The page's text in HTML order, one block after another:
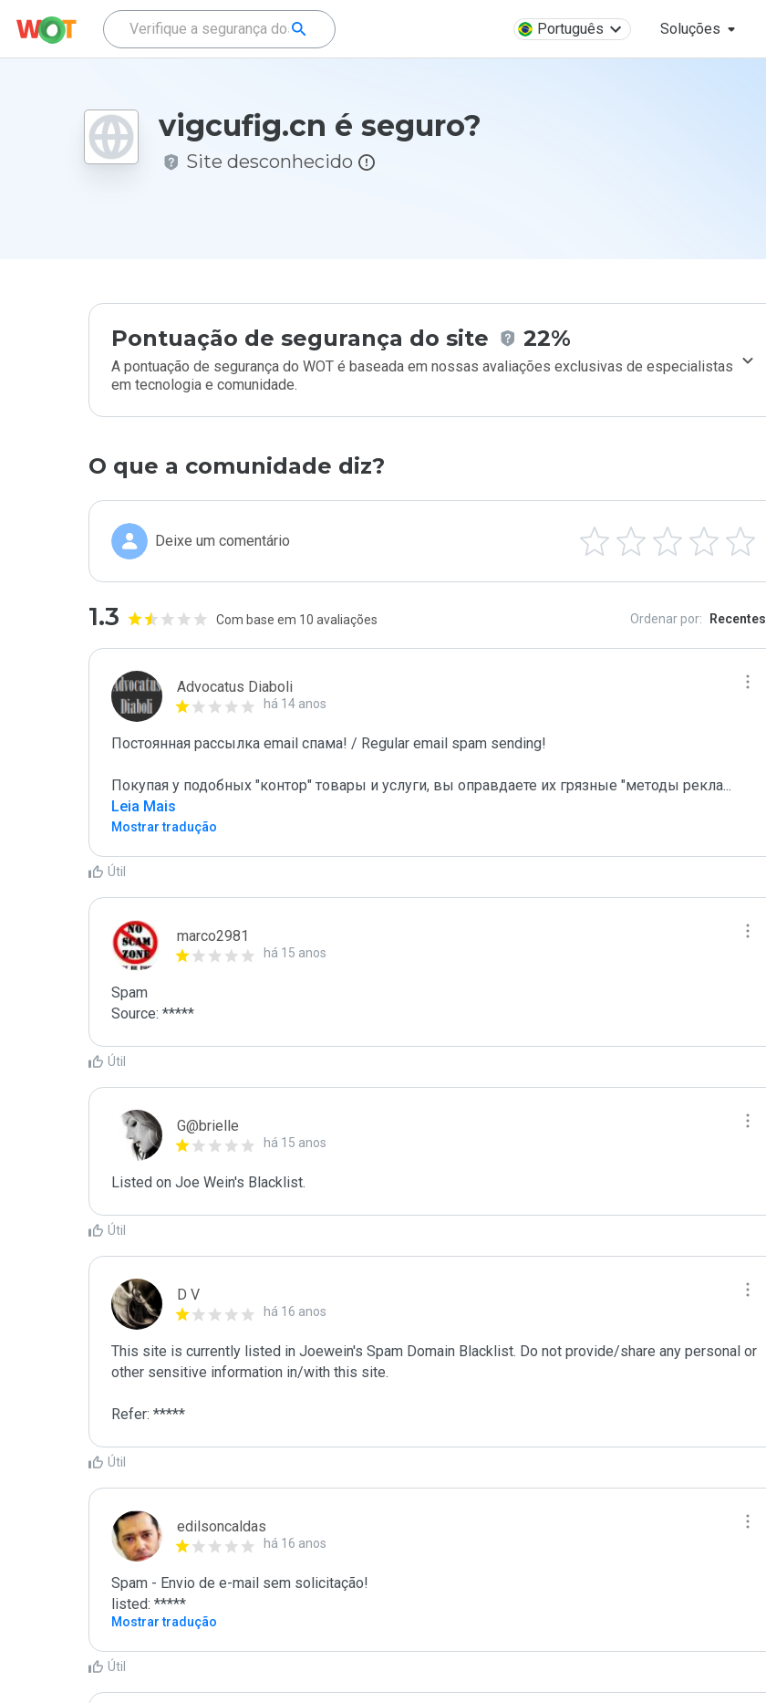
Português Soluções
vigcufig.cn é seguro?
Site desconhecido
Pontuação de segurança do site 22%
A pontuação de segurança do WOT é baseada em nossas avaliações exclusivas de especialistas
em tecnologia e comunidade.
O que a comunidade diz?
Deixe um comentário
1.3 Com base em 10 avaliações Ordenar por: Recentes
Advocatus Diaboli
há 14 anos
Постоянная рассылка email спама! / Regular email spam sending!
Покупая у подобных "контор" товары и услуги, вы оправдаете их грязные "методы рекла...
Leia Mais
Mostrar tradução
Útil
marco2981
há 15 anos
Spam
Source: *****
Útil
G@brielle
há 15 anos
Listed on Joe Wein's Blacklist.
Útil
D V
há 16 anos
This site is currently listed in Joewein's Spam Domain Blacklist. Do not provide/share any personal or
other sensitive information in/with this site.
Refer: *****
Útil
edilsoncaldas
há 16 anos
Spam - Envio de e-mail sem solicitação!
listed: *****
Mostrar tradução
Útil